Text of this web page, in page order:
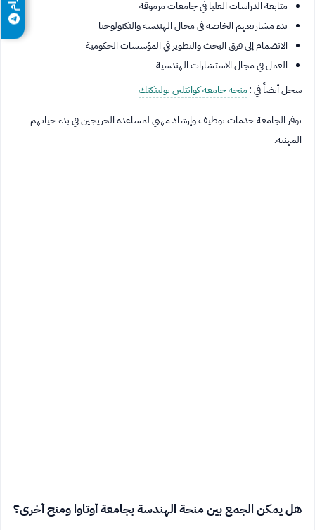
متابعة الدراسات العليا في جامعات مرموقة
بدء مشاريعهم الخاصة في مجال الهندسة والتكنولوجيا
الانضمام إلى فرق البحث والتطوير في المؤسسات الحكومية
العمل في مجال الاستشارات الهندسية
سجل أيضاً في :منحة جامعة كوانتلين بوليتكنك
توفر الجامعة خدمات توظيف وإرشاد مهني لمساعدة الخريجين في بدء حياتهم
المهنية.
هل يمكن الجمع بين منحة الهندسة بجامعة أوتاوا ومنح أخرى؟